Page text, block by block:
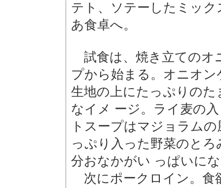
テト、ソテーしたミッ
あ食卓へ。
試食は、焼き立てのオ
プから始まる。オニオ
生地の上にたっぷりの
なイメ ージ。ライ麦の
トスープはマジョラム
っぷり入った野菜のと
分おなかがい っぱいに
次にポークロイン。食